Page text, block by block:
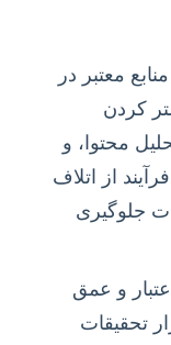
معتبر در
کردن
محتوا، و
از اتلاف
جلوگیری
و عمق
تحقیقات